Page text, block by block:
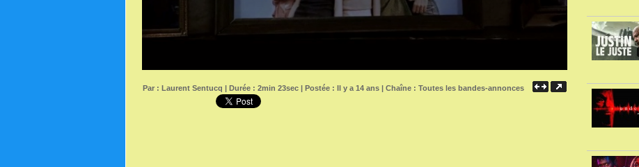
Par : Laurent Sentucq | Durée : 2min 23sec | Postée : Il y a 14 ans | Chaîne : Toutes les bandes-annonces